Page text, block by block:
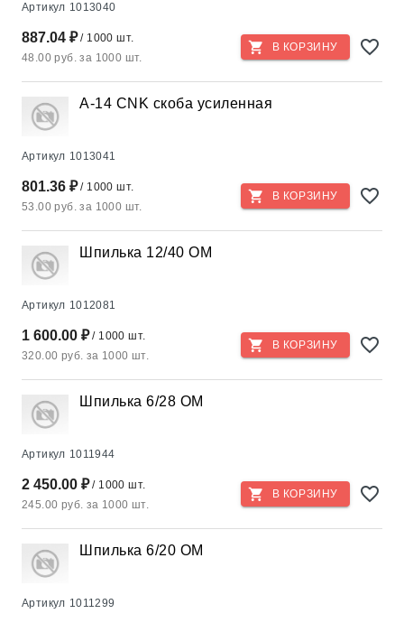
Артикул 1013040
887.04 ₽/ 1000 шт.
48.00 руб. за 1000 шт.
В КОРЗИНУ
A-14 CNK скоба усиленная
Артикул 1013041
801.36 ₽/ 1000 шт.
53.00 руб. за 1000 шт.
В КОРЗИНУ
Шпилька 12/40 ОМ
Артикул 1012081
1 600.00 ₽/ 1000 шт.
320.00 руб. за 1000 шт.
В КОРЗИНУ
Шпилька 6/28 OM
Артикул 1011944
2 450.00 ₽/ 1000 шт.
245.00 руб. за 1000 шт.
В КОРЗИНУ
Шпилька 6/20 OM
Артикул 1011299